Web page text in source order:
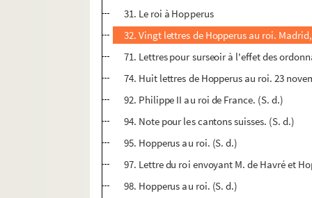
31. Le roi à Hopperus
32. Vingt lettres de Hopperus au roi.
71. Lettres pour surseoir à l'effet des
74. Huit lettres de Hopperus au roi. 23
92. Philippe II au roi de France. (S. d.)
94. Note pour les cantons suisses. (S. d.)
95. Hopperus au roi. (S. d.)
97. Lettre du roi envoyant M. de Havré et
98. Hopperus au roi. (S. d.)